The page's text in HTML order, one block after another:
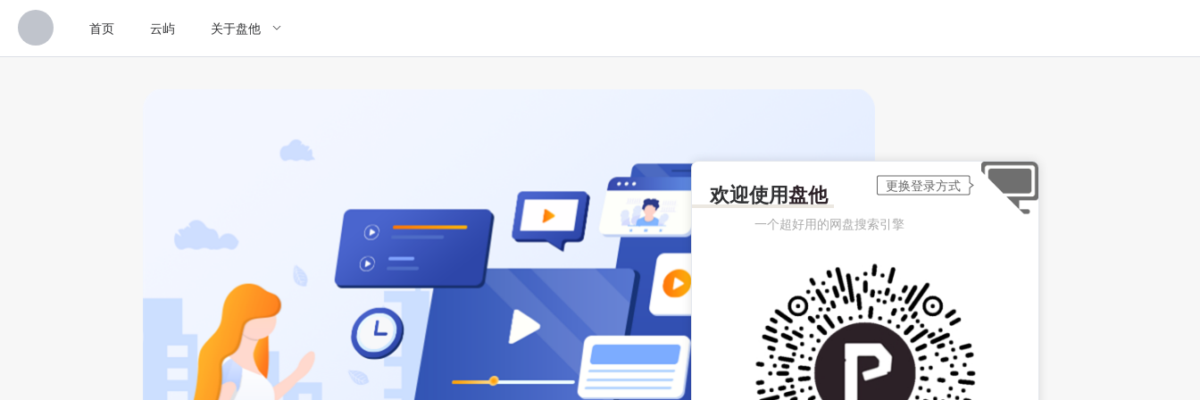
首页 云屿 关于盘他
欢迎使用盘他
一个超好用的网盘搜索引擎